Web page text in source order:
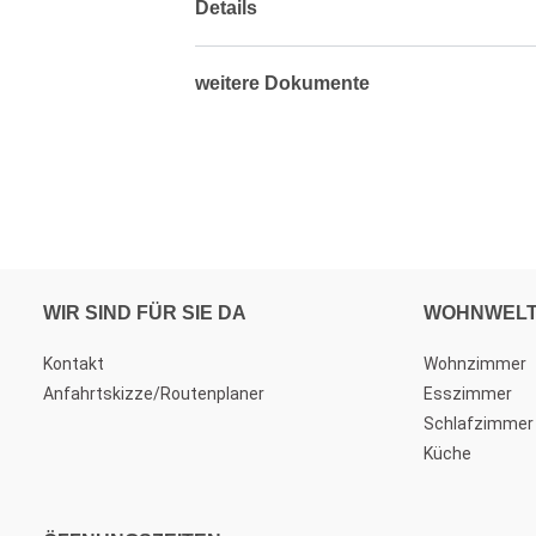
Details
weitere Dokumente
WIR SIND FÜR SIE DA
Kontakt
Anfahrtskizze/Routenplaner
Wohnzimmer
Esszimmer
Schlafzimmer
Küche